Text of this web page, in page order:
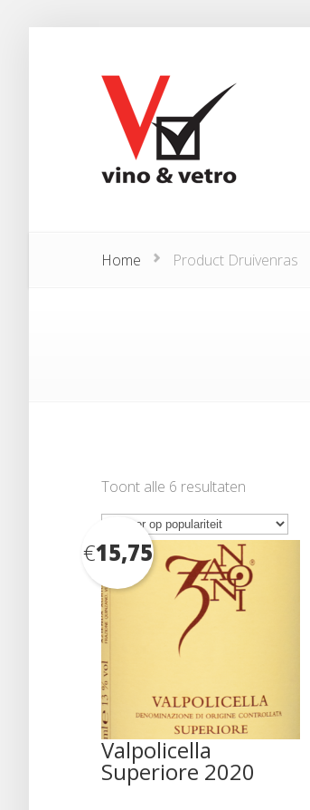
Home Product Druivenras
Toont alle 6 resultaten
op
populariteit
Valpolicella
Superiore 2020
€15,75